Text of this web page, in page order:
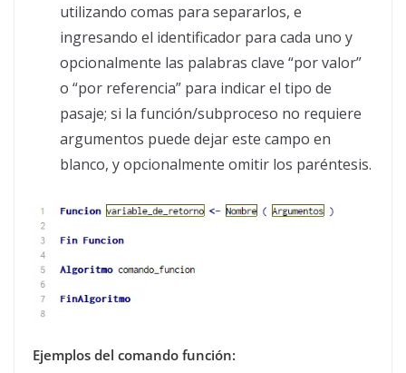
utilizando comas para separarlos, e
ingresando el identificador para cada uno y
opcionalmente las palabras clave “por valor”
o “por referencia” para indicar el tipo de
pasaje; si la función/subproceso no requiere
argumentos puede dejar este campo en
blanco, y opcionalmente omitir los paréntesis.
Ejemplos del comando función: